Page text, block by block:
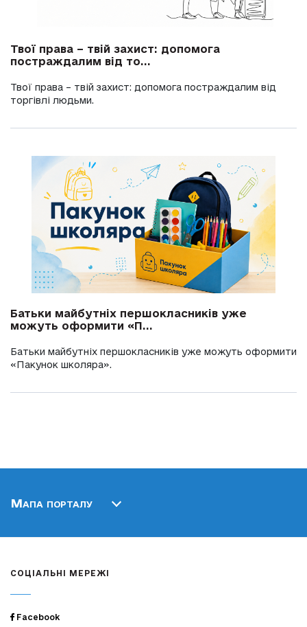
Твої права – твій захист: допомога
постраждалим від то...
Твої права – твій захист: допомога постраждалим від
торгівлі людьми.
Батьки майбутніх першокласників уже
можуть оформити «П...
Батьки майбутніх першокласників уже можуть оформити
«Пакунок школяра».
Мапа порталу
СОЦІАЛЬНІ МЕРЕЖІ
Facebook